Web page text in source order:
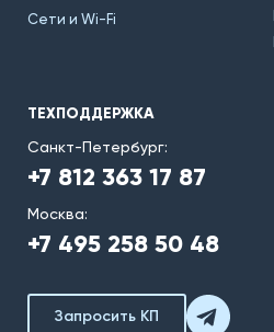
Сети и Wi-Fi
ТЕХПОДДЕРЖКА
Санкт-Петербург:
+7 812 363 17 87
Москва:
+7 495 258 50 48
Запросить КП